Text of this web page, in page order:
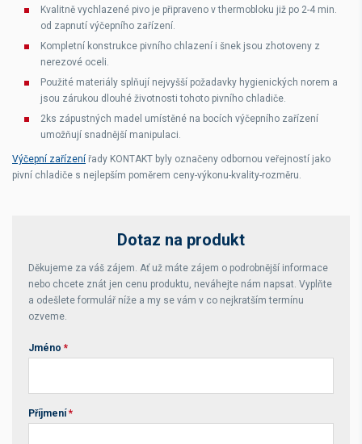
Kvalitně vychlazené pivo je připraveno v thermobloku již po 2-4 min.
od zapnutí výčepního zařízení.
Kompletní konstrukce pivního chlazení i šnek jsou zhotoveny z
nerezové oceli.
Použité materiály splňují nejvyšší požadavky hygienických norem a
jsou zárukou dlouhé životnosti tohoto pivního chladiče.
2ks zápustných madel umístěné na bocích výčepního zařízení
umožňují snadnější manipulaci.
Výčepní zařízení řady KONTAKT byly označeny odbornou veřejností jako
pivní chladiče s nejlepším poměrem ceny-výkonu-kvality-rozměru.
Dotaz na produkt
Děkujeme za váš zájem. Ať už máte zájem o podrobnější informace
nebo chcete znát jen cenu produktu, neváhejte nám napsat. Vyplňte
a odešlete formulář níže a my se vám v co nejkratším termínu
ozveme.
Jméno *
Příjmení *